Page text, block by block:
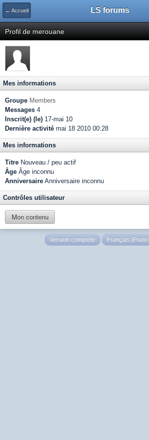
← Accueil LS forums
Profil de merouane
Mes informations
Groupe Members
Messages 4
Inscrit(e) (le) 17-mai 10
Dernière activité mai 18 2010 00:28
Mes informations
Titre Nouveau / peu actif
Âge Âge inconnu
Anniversaire Anniversaire inconnu
Contrôles utilisateur
Mon contenu
Version complète Français